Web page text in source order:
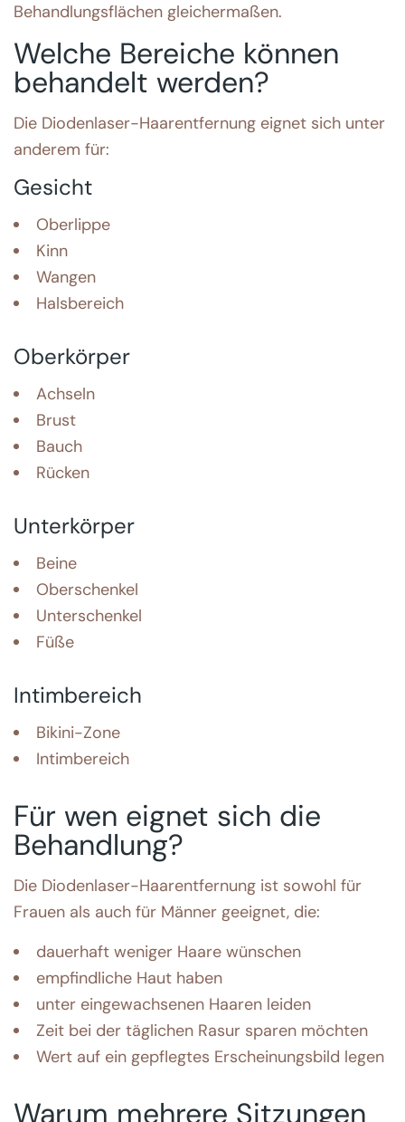
Behandlungsflächen gleichermaßen.
Welche Bereiche können
behandelt werden?
Die Diodenlaser-Haarentfernung eignet sich unter
anderem für:
Gesicht
Oberlippe
Kinn
Wangen
Halsbereich
Oberkörper
Achseln
Brust
Bauch
Rücken
Unterkörper
Beine
Oberschenkel
Unterschenkel
Füße
Intimbereich
Bikini-Zone
Intimbereich
Für wen eignet sich die
Behandlung?
Die Diodenlaser-Haarentfernung ist sowohl für
Frauen als auch für Männer geeignet, die:
dauerhaft weniger Haare wünschen
empfindliche Haut haben
unter eingewachsenen Haaren leiden
Zeit bei der täglichen Rasur sparen möchten
Wert auf ein gepflegtes Erscheinungsbild legen
Warum mehrere Sitzungen